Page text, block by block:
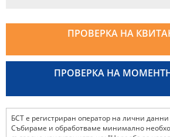
ПРОВЕРКА НА
ПРОВЕРКА НА
БСТ е регистриран оператор на лични
Събираме и обработваме минимално